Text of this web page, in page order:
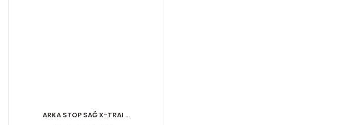
ARKA STOP SAĞ X-TRAI ...